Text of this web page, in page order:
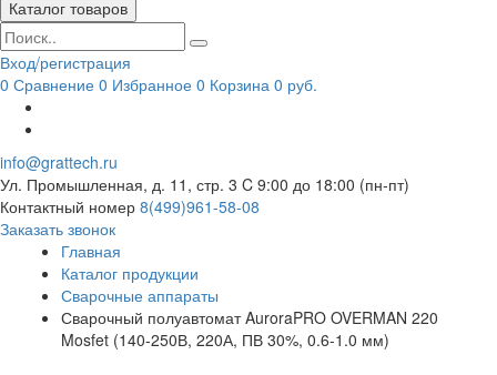
Каталог товаров
Вход/регистрация
0 Сравнение 0 Избранное 0 Корзина 0 руб.
info@grattech.ru
Ул. Промышленная, д. 11, стр. 3 C 9:00 до 18:00 (пн-пт)
Контактный номер 8(499)961-58-08
Заказать звонок
Главная
Каталог продукции
Сварочные аппараты
Сварочный полуавтомат AuroraPRO OVERMAN 220
Mosfet (140-250В, 220А, ПВ 30%, 0.6-1.0 мм)